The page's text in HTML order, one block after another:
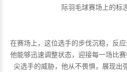
际羽毛球赛场上的标
在赛场上，这位选手的步伐沉稳，反应
他能够迅速调整状态，迎接每一场比
尖选手的威胁，他从不畏惧，展现出